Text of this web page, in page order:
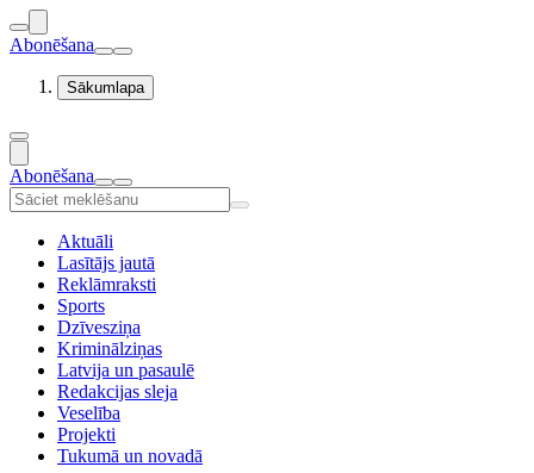
Abonēšana
Sākumlapa
Abonēšana
Aktuāli
Lasītājs jautā
Reklāmraksti
Sports
Dzīvesziņa
Kriminālziņas
Latvija un pasaulē
Redakcijas sleja
Veselība
Projekti
Tukumā un novadā